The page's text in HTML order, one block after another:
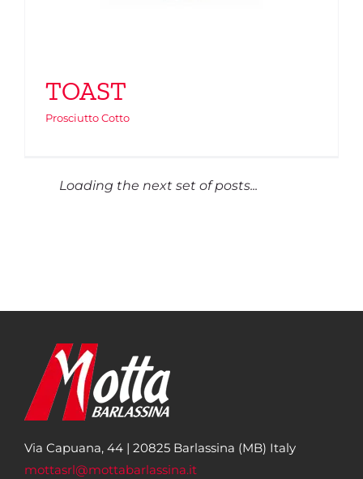
TOAST
Prosciutto Cotto
Loading the next set of posts...
Via Capuana, 44 | 20825 Barlassina (MB) Italy
mottasrl@mottabarlassina.it